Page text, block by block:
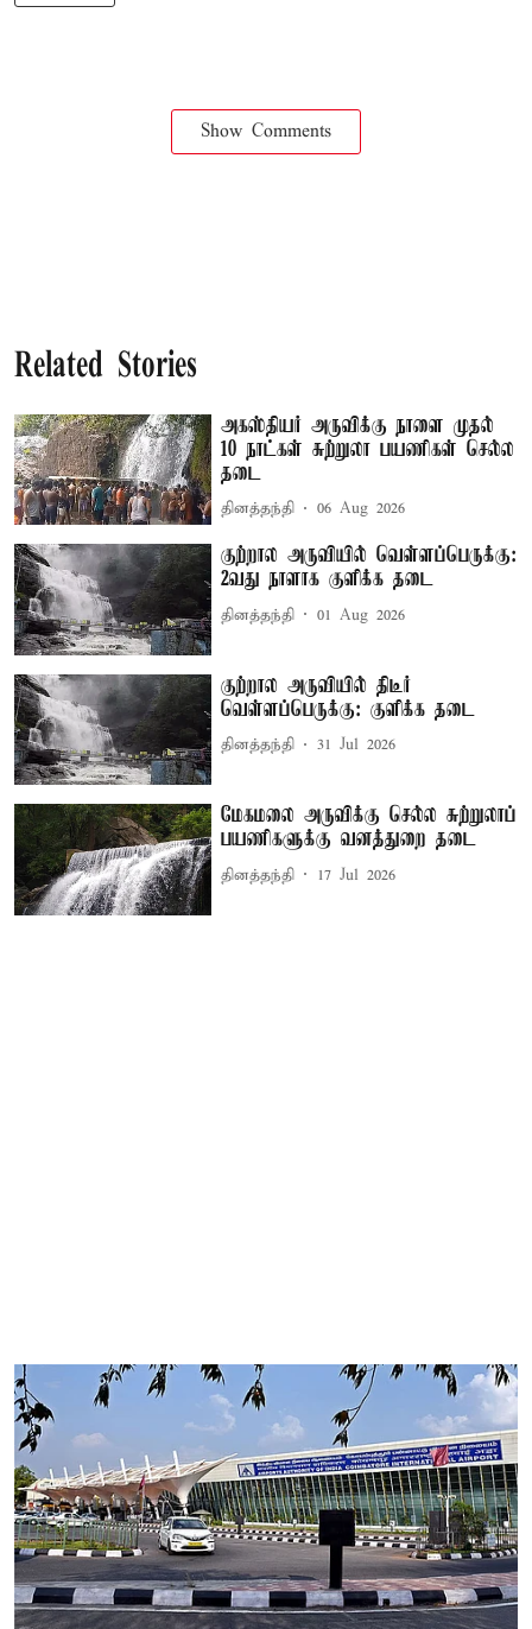
Show Comments
Related Stories
அகஸ்தியர் அருவிக்கு நாளை முதல்
10 நாட்கள் சுற்றுலா பயணிகள் செல்ல
தடை
தினத்தந்தி 06 Aug 2026
குற்றால அருவியில் வெள்ளப்பெருக்கு:
2வது நாளாக குளிக்க தடை
தினத்தந்தி 01 Aug 2026
குற்றால அருவியில் திடீர்
வெள்ளப்பெருக்கு: குளிக்க தடை
தினத்தந்தி 31 Jul 2026
மேகமலை அருவிக்கு செல்ல சுற்றுலாப்
பயணிகளுக்கு வனத்துறை தடை
தினத்தந்தி 17 Jul 2026